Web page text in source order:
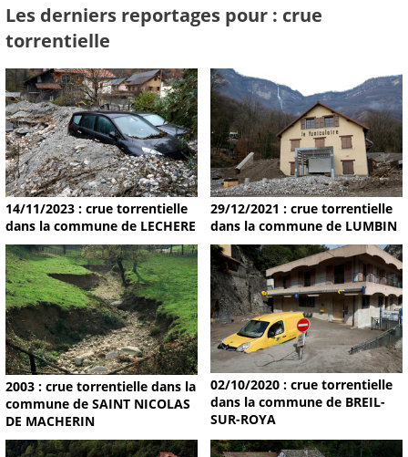
Les derniers reportages pour : crue
torrentielle
14/11/2023 : crue torrentielle
dans la commune de LECHERE
29/12/2021 : crue torrentielle
dans la commune de LUMBIN
2003 : crue torrentielle dans la
commune de SAINT NICOLAS
DE MACHERIN
02/10/2020 : crue torrentielle
dans la commune de BREIL-
SUR-ROYA